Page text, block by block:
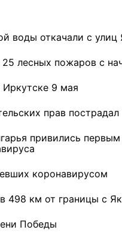
области
воды откачали с улиц
лесных пожаров с
9 мая
прав
привились первым
коронавирусом
498 км от границы с
Победы